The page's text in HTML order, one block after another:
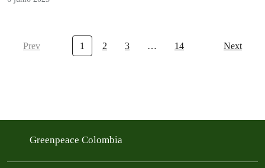
Prev 1 2 3 … 14 Next
Greenpeace Colombia